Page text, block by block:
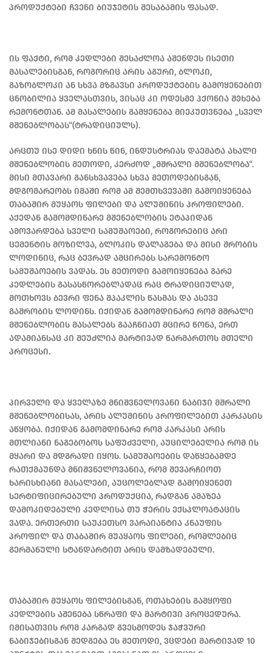
პროდუქტები ჩვენი ბიუჯეტის შესაბამის ფასად.
ის ფაქტი, რომ კედლები შესაძლოა აშენდეს ისეთი
მასალებისგან, როგორიც არის აგური, ბლოკი,
გაზობლოკი ან სხვა მზგავსი პროდუქტების გამოყენებით
ცნობილია ყველასთვის, ვისაც კი ოდესმე ჰქონია შეხება
რემონტთან. ამ მასალების გამყენება მიეკუთვნება „სველ
მშენებლობას“(ტრადიციულს).
არცთუ ისე დიდი ხნის წინ, ინდუსტრიას დაემატა ახალი
მშენებლობის მეთოდი, კერძოდ „მშრალი მშენებლობა“.
მისი მთავარი განსხვავება სხვა მეთოდებისგან,
მდგომარეობს იმაში რომ ამ შემთხვევაში გამოიყენება
თაბაშირ მუყაოს ფილები და ალუმინის პროფილები.
აქედან გამომდინარე მშენებლობის ეტაპიდან
ამოვარდება სველი სამუშაოები, როგორებიც არი
ცემენტის მოზილვა, ბლოკის დალაგება და მისი შრობის
ლოდინიც, რაც ბევრად ამცირებს სარემონტო
სამუშაოების ვადას. ეს მეთოდი გამოიყენება გარე
კედლების გასასწორებლადაც რაც ტრადიციულად,
მოთხოვს ბევრი ფენა შპაკლის წასმას და ასევე
გაშრობის ლოდინს. იქიდან გამომდინარე რომ მშრალი
მშენებლობის მასალებს გააჩნიათ მცირე წონა, ერთ
ადამიანსაც კი შეუძლია მარტივად წარმართოს მთელი
პროცესი.
პირველი და ყველაზე მნიშვნელოვანი ნაბიჯი მშრალი
მშენებლობისას, არის ალუმინის პროფილებით კარკასის
აწყობა. იქიდან გამომდინარე რომ კარკასი არის
მთლიანი ნაგებობოს საფუძველი, აუცილებელია რომ ის
მყარი და მდგრადი იყოს. სამუშაოების დაწყებამდე
რათქმაუნდა მნიშვნელოვანია, რომ შევარჩიოთ
ხარისხიანი მასალები, აუცოლებლად გამოიყენეთ
სერტიფიცირებული პროდუქცია, რადგან ამაზეა
დამოკიდებული კედლისა თუ ჭერის ექსპლოატაცის
ვადა. ერთერთი საუკეთსო ვარაიანტია კნაუფის
პროფილ და თაბაშირ მუაყაოს ფილები, რომლებიც
გერმანული სტანდარტით არის დამზადებული.
თაბაშირ მუყაოს ფილებისგან, ოთახების გამყოფი
კედლების აშენება სწრაფი და მარტივი პროცედურა.
იმისათვის რომ კარგად გვესმოდეს ჯაჭვური
ნაბიჯებისგან შედგება ეს მეთოდი, ვცდები მარტივად 10